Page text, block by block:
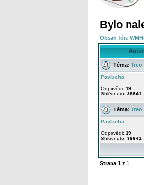
Bylo
Obsah fóra
Autor
Téma: Treo
Pavlucha
Odpovědi: 19
Shlédnuto: 38841
Téma: Treo
Pavlucha
Odpovědi: 19
Shlédnuto: 38841
Strana 1 z 1